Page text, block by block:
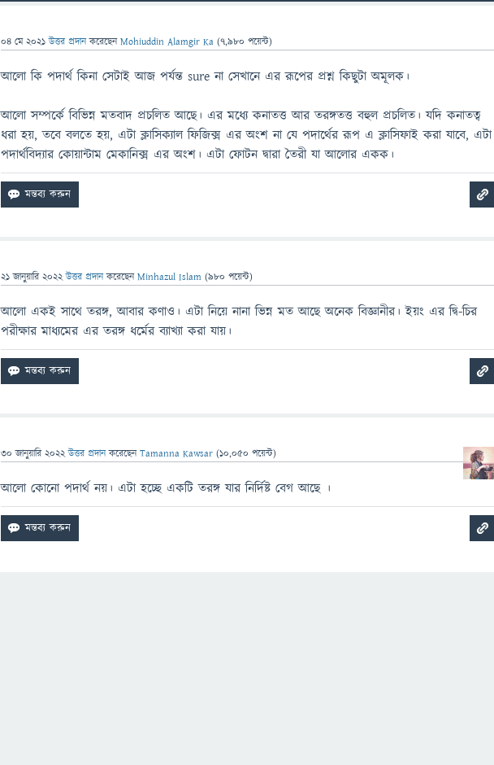
04 মে 2021 উত্তর প্রদান করেছেনMohiuddin Alamgir Ka (7,980 পয়েন্ট)
আলো কি পদার্থ কিনা সেটাই আজ পর্যন্ত sure না সেখানে এর রূপের প্রশ্ন কিছুটা অমূলক।
আলো সম্পর্কে বিভিন্ন মতবাদ প্রচলিত আছে। এর মধ্যে কনাতত্ত আর তরঙ্গতত্ত বহুল প্রচলিত। যদি কনাতত্ব
ধরা হয়, তবে বলতে হয়, এটা ক্লাসিক্যাল ফিজিক্স এর অংশ না যে পদার্থের রূপ এ ক্লাসিফাই করা যাবে, এটা
পদার্থবিদ্যার কোয়ান্টাম মেকানিক্স এর অংশ। এটা ফোটন দ্বারা তৈরী যা আলোর একক।
21 জানুয়ারি 2022 উত্তর প্রদান করেছেনMinhazul Islam (980 পয়েন্ট)
আলো একই সাথে তরঙ্গ, আবার কণাও। এটা নিয়ে নানা ভিন্ন মত আছে অনেক বিজ্ঞানীর। ইয়ং এর দ্বি-চির
পরীক্ষার মাধ্যমের এর তরঙ্গ ধর্মের ব্যাখ্যা করা যায়।
30 জানুয়ারি 2022 উত্তর প্রদান করেছেনTamanna Kawsar (10,050 পয়েন্ট)
আলো কোনো পদার্থ নয়। এটা হচ্ছে একটি তরঙ্গ যার নির্দিষ্ট বেগ আছে ।